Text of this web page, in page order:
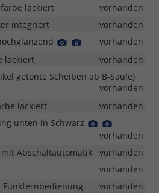
lackiert
vorhanden
integriert
vorhanden
DetailDetailvorhanden
lackiert
vorhanden
getönte Scheiben ab B-Säule)
vorhanden
lackiert
vorhanden
unten in Schwarz
Detail
FotoFoto
vorhanden
Abschaltautomatik
vorhanden
vorhanden
vorhanden